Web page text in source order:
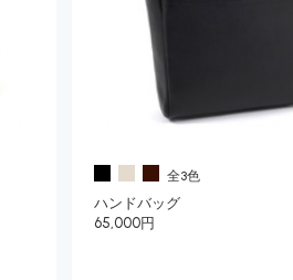
全3色
ハンドバッグ
65,000円